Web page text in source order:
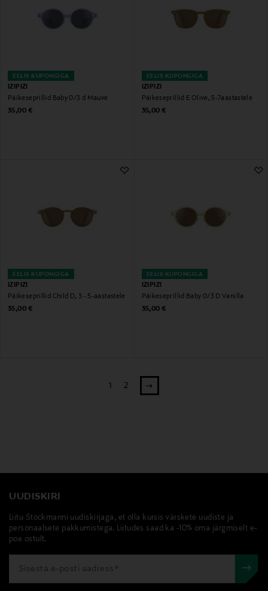
EELIS KUPONGIGA
IZIPIZI
Päikeseprillid Baby 0/3 d Mauve
Original Price
35,00 €
EELIS KUPONGIGA
IZIPIZI
Päikeseprillid E Olive, 5-7aastastele
Original Price
35,00 €
EELIS KUPONGIGA
IZIPIZI
Päikeseprillid Child D, 3 - 5-aastastele
Original Price
35,00 €
EELIS KUPONGIGA
IZIPIZI
Päikeseprillid Baby 0/3 D Vanilla
Original Price
35,00 €
1 2
UUDISKIRI
Liitu Stockmanni uudiskirjaga, et olla kursis värskete uudiste ja
personaalsete pakkumistega. Liitudes saad ka -10% oma järgmiselt e-
poe ostult.